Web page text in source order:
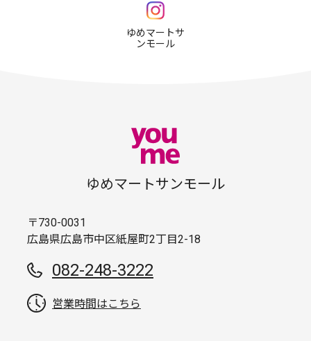
ゆめマートサ
ンモール
ゆめマートサンモール
〒730-0031
広島県広島市中区紙屋町2丁目2-18
082-248-3222
営業時間はこちら